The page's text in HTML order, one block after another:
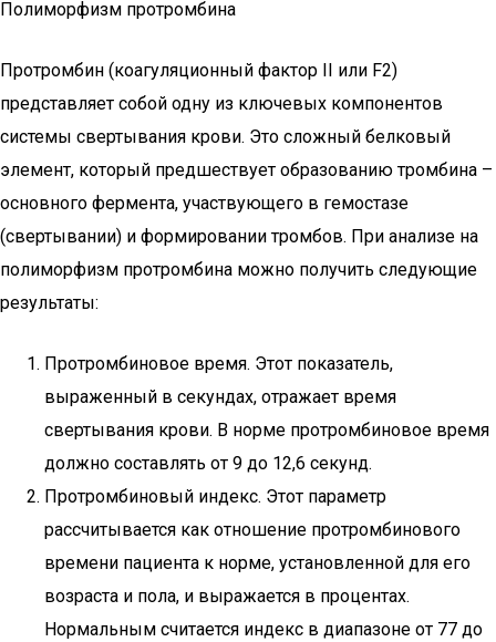
Полиморфизм протромбина
Протромбин (коагуляционный фактор II или F2)
представляет собой одну из ключевых компонентов
системы свертывания крови. Это сложный белковый
элемент, который предшествует образованию тромбина –
основного фермента, участвующего в гемостазе
(свертывании) и формировании тромбов. При анализе на
полиморфизм протромбина можно получить следующие
результаты:
Протромбиновое время. Этот показатель,
выраженный в секундах, отражает время
свертывания крови. В норме протромбиновое время
должно составлять от 9 до 12,6 секунд.
Протромбиновый индекс. Этот параметр
рассчитывается как отношение протромбинового
времени пациента к норме, установленной для его
возраста и пола, и выражается в процентах.
Нормальным считается индекс в диапазоне от 77 до